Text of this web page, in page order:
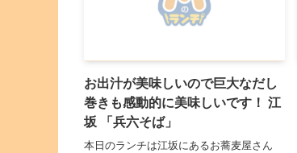
お出汁が美味しいので巨大なだし
巻きも感動的に美味しいです！ 江
坂 「兵六そば」
本日のランチは江坂にあるお蕎麦屋さん